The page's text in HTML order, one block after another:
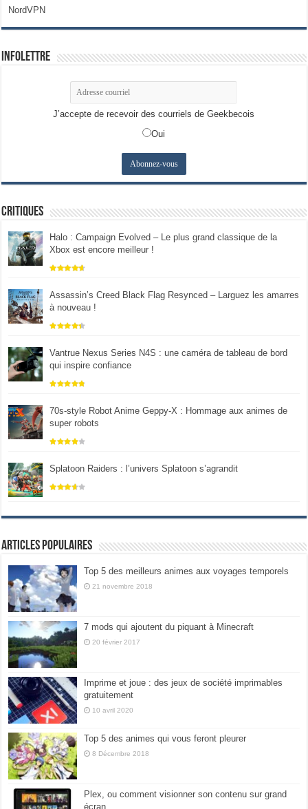
NordVPN
Infolettre
J’accepte de recevoir des courriels de Geekbecois
Oui
Critiques
Halo : Campaign Evolved – Le plus grand classique de la
Xbox est encore meilleur !
Assassin’s Creed Black Flag Resynced – Larguez les amarres
à nouveau !
Vantrue Nexus Series N4S : une caméra de tableau de bord
qui inspire confiance
70s-style Robot Anime Geppy-X : Hommage aux animes de
super robots
Splatoon Raiders : l’univers Splatoon s’agrandit
Articles populaires
Top 5 des meilleurs animes aux voyages temporels
21 novembre 2018
7 mods qui ajoutent du piquant à Minecraft
20 février 2017
Imprime et joue : des jeux de société imprimables
gratuitement
10 avril 2020
Top 5 des animes qui vous feront pleurer
8 Décembre 2018
Plex, ou comment visionner son contenu sur grand
écran